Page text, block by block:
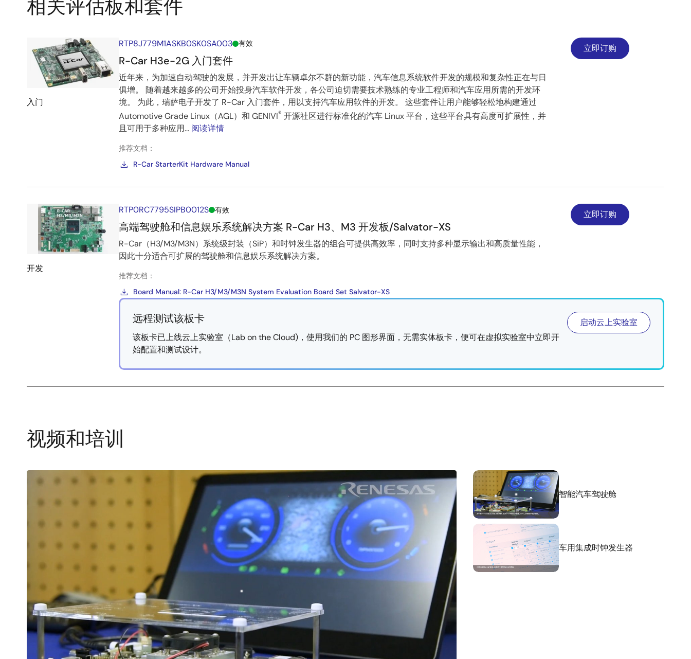
相关评估板和套件
入门
RTP8J779M1ASKB0SK0SA003 有效
R-Car H3e-2G 入门套件
近年来，为加速自动驾驶的发展，并开发出让车辆卓尔不群的新功能，汽车信息系统软件开发的规模和复杂性正在与日
俱增。 随着越来越多的公司开始投身汽车软件开发，各公司迫切需要技术熟练的专业工程师和汽车应用所需的开发环
境。 为此，瑞萨电子开发了 R-Car 入门套件，用以支持汽车应用软件的开发。 这些套件让用户能够轻松地构建通过
Automotive Grade Linux（AGL）和 GENIVI® 开源社区进行标准化的汽车 Linux 平台，这些平台具有高度可扩展性，并
且可用于多种应用... 阅读详情
推荐文档：
R-Car StarterKit Hardware Manual
立即订购
开发
RTP0RC7795SIPB0012S 有效
高端驾驶舱和信息娱乐系统解决方案 R-Car H3、M3 开发板/Salvator-XS
R-Car（H3/M3/M3N）系统级封装（SiP）和时钟发生器的组合可提供高效率，同时支持多种显示输出和高质量性能，
因此十分适合可扩展的驾驶舱和信息娱乐系统解决方案。
推荐文档：
Board Manual: R-Car H3/M3/M3N System Evaluation Board Set Salvator-XS
远程测试该板卡
该板卡已上线云上实验室（Lab on the Cloud)，使用我们的 PC 图形界面，无需实体板卡，便可在虚拟实验室中立即开
始配置和测试设计。
启动云上实验室
立即订购
视频和培训